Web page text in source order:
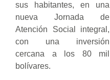
sus habitantes, en una
nueva Jornada de
Atención Social integral,
con una inversión
cercana a los 80 mil
bolívares.